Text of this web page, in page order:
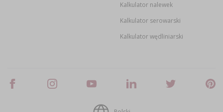
Kalkulator nalewek
Kalkulator serowarski
Kalkulator wędliniarski